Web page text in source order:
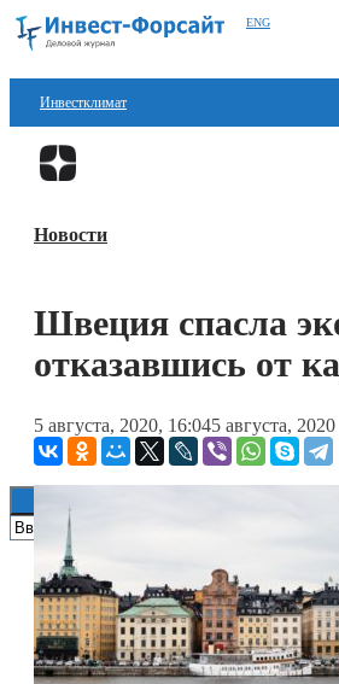
ENG
Инвестклимат
Финансы
Блокчейн
Книги
Новости
Швеция спасла
отказавшись от
5 августа, 2020, 16:045 августа, 2020